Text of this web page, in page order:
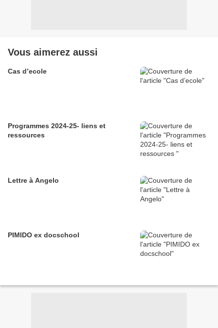
Vous aimerez aussi
Cas d’ecole
Programmes 2024-25- liens et
ressources
Lettre à Angelo
PIMIDO ex docschool